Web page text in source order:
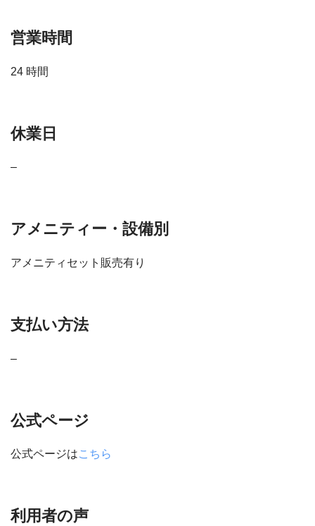
営業時間
24 時間
休業日
–
アメニティー・設備別
アメニティセット販売有り
支払い方法
–
公式ページ
公式ページはこちら
利用者の声